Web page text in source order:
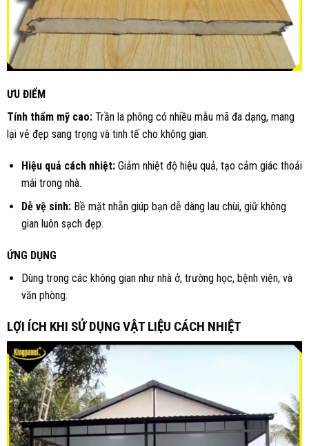
ƯU ĐIỂM
Tính thẩm mỹ cao: Trần la phông có nhiều mẫu mã đa dạng, mang
lại vẻ đẹp sang trọng và tinh tế cho không gian.
Hiệu quả cách nhiệt: Giảm nhiệt độ hiệu quả, tạo cảm giác thoải
mái trong nhà.
Dễ vệ sinh: Bề mặt nhẵn giúp bạn dễ dàng lau chùi, giữ không
gian luôn sạch đẹp.
ỨNG DỤNG
Dùng trong các không gian như nhà ở, trường học, bệnh viện, và
văn phòng.
LỢI ÍCH KHI SỬ DỤNG VẬT LIỆU CÁCH NHIỆT